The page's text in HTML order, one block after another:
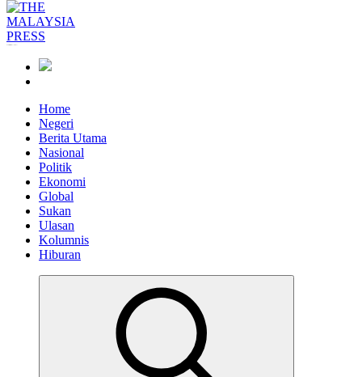
Home
Negeri
Berita Utama
Nasional
Politik
Ekonomi
Global
Sukan
Ulasan
Kolumnis
Hiburan